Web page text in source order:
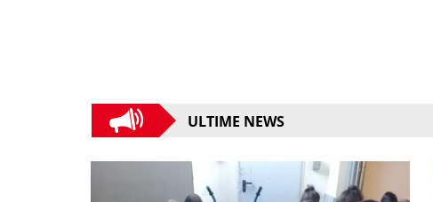
ULTIME NEWS